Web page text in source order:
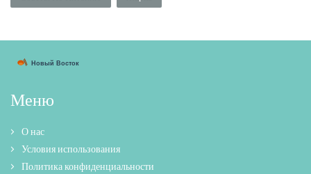
Меню
О нас
Условия использования
Политика конфиденциальности